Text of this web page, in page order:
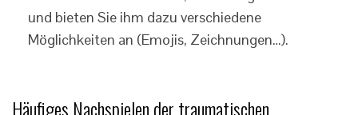
und bieten Sie ihm dazu verschiedene
Möglichkeiten an (Emojis, Zeichnungen…).
Häufiges Nachspielen der traumatischen